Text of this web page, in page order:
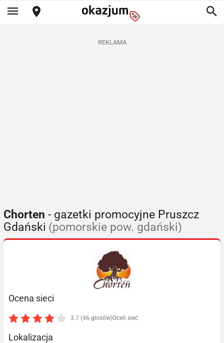
REKLAMA
Chorten - gazetki promocyjne Pruszcz
Gdański (pomorskie pow. gdański)
Ocena sieci
3.7 (46 głosów)Oceń sieć
Lokalizacja